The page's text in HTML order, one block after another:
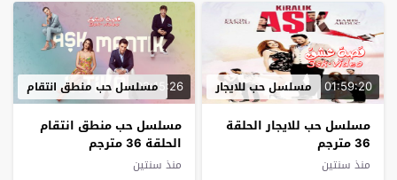
01:59:20 مسلسل حب للايجار
مسلسل حب للايجار الحلقة
36 مترجم
منذ سنتين
02:15:26مسلسل حب منطق انتقام
مسلسل حب منطق انتقام
الحلقة 36 مترجم
منذ سنتين